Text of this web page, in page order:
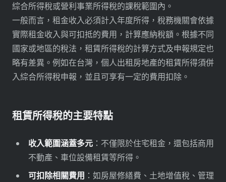
綜合所得稅或營利事業所得稅的課稅範圍內。
一般而言，租金收入必須計入年度所得，稅務機關會依據
實際租金收入與可扣抵的費用，計算應納稅額。根據不同
國家或地區的稅法，租賃所得稅的計算方式及申報規定也
略有差異。例如在台灣，個人出租房地產的租賃所得須併
入綜合所得稅申報，並且可享有一定的費用扣除。
租賃所得稅的主要特點
收入範圍涵蓋多元 ：不僅限於住宅租金，還包括商用
不動產、車位設備租賃等所得。
可扣除相關費用 ：如房屋修繕費、土地增值稅、管理